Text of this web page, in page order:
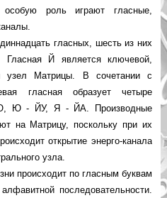
роль играют гласные,
гласных, шесть из них
Й является ключевой,
узел Матрицы. В сочетании с
гласная образует четыре
Ю - ЙУ, Я - ЙА. Производные
на Матрицу, поскольку при их
открытие энерго-канала
узла.
происходит по гласным буквам
последовательности.